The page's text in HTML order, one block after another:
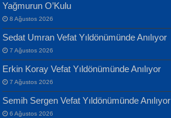
ATİLLA ÖZEN
Sultan Olmadan Önce Eyüp...
Banu Sancak
Defterimden İçeri...
Yağmurun O’Kulu
8 Ağustos 2026
Sedat Umran Vefat Yıldönümünde Anılıyor
7 Ağustos 2026
Erkin Koray Vefat Yıldönümünde Anılıyor
7 Ağustos 2026
Semih Sergen Vefat Yıldönümünde Anılıyor
6 Ağustos 2026